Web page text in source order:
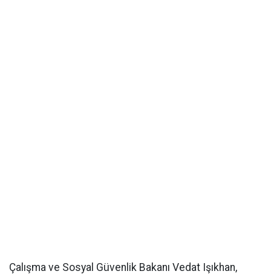
Çalışma ve Sosyal Güvenlik Bakanı Vedat Işıkhan,